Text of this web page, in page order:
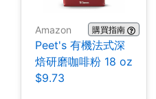
Amazon 購買指南
Peet's 有機法式深
焙研磨咖啡粉 18 oz
$9.73